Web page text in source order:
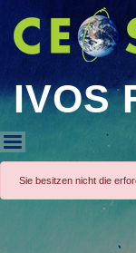
IVOS
IVOS
Sie besitzen nicht die